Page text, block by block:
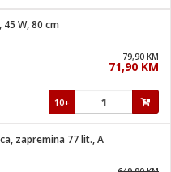
W, 80 cm
79,90 KM
71,90 KM
10+
zapremina 77 lit., A